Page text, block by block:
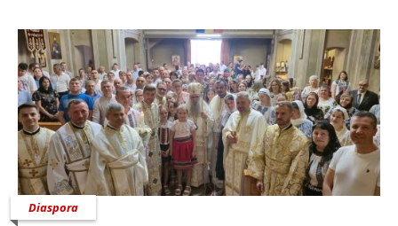
Diaspora